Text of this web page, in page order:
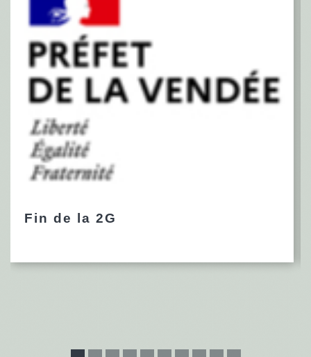
Fin de la 2G